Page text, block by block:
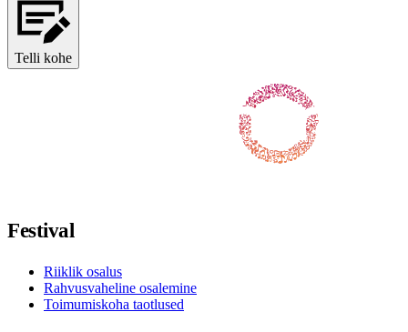
Telli kohe
Festival
Riiklik osalus
Rahvusvaheline osalemine
Toimumiskoha taotlused